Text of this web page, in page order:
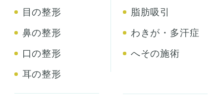
目の整形
鼻の整形
口の整形
耳の整形
脂肪吸引
わきが・多汗症
へその施術